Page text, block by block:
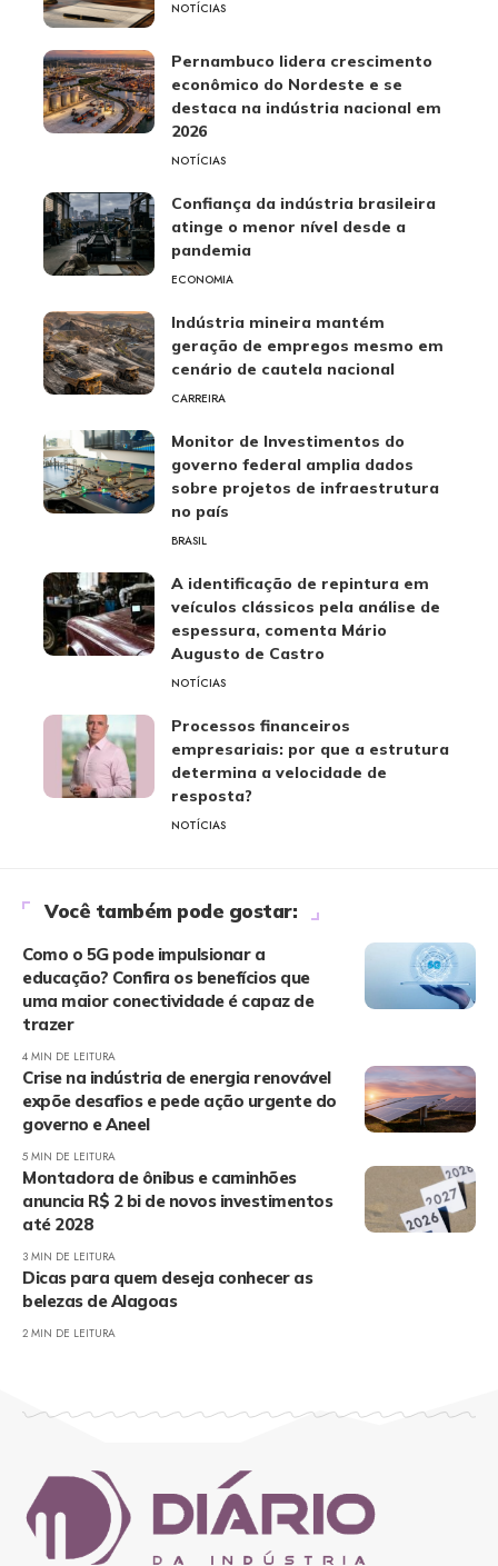
NOTÍCIAS
Pernambuco lidera crescimento
econômico do Nordeste e se
destaca na indústria nacional em
2026
NOTÍCIAS
Confiança da indústria brasileira
atinge o menor nível desde a
pandemia
ECONOMIA
Indústria mineira mantém
geração de empregos mesmo em
cenário de cautela nacional
CARREIRA
Monitor de Investimentos do
governo federal amplia dados
sobre projetos de infraestrutura
no país
BRASIL
A identificação de repintura em
veículos clássicos pela análise de
espessura, comenta Mário
Augusto de Castro
NOTÍCIAS
Processos financeiros
empresariais: por que a estrutura
determina a velocidade de
resposta?
NOTÍCIAS
Você também pode gostar:
Como o 5G pode impulsionar a
educação? Confira os benefícios que
uma maior conectividade é capaz de
trazer
4 MIN DE LEITURA
Crise na indústria de energia renovável
expõe desafios e pede ação urgente do
governo e Aneel
5 MIN DE LEITURA
Montadora de ônibus e caminhões
anuncia R$ 2 bi de novos investimentos
até 2028
3 MIN DE LEITURA
Dicas para quem deseja conhecer as
belezas de Alagoas
2 MIN DE LEITURA